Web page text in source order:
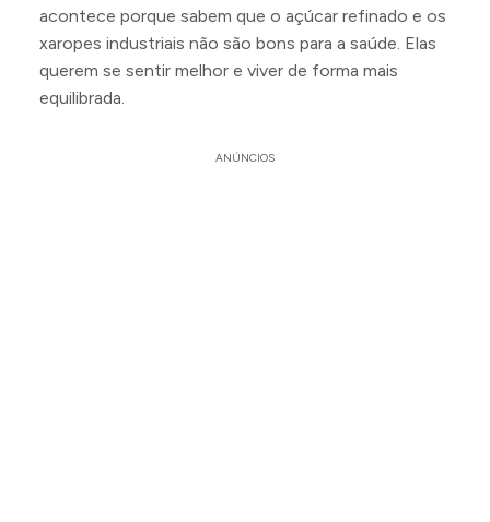
acontece porque sabem que o açúcar refinado e os
xaropes industriais não são bons para a saúde. Elas
querem se sentir melhor e viver de forma mais
equilibrada.
ANÚNCIOS